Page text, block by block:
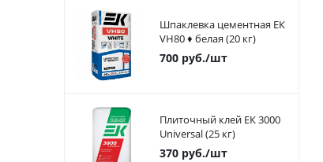
Шпаклевка цементная ЕК
VH80 ♦ белая (20 кг)
700руб./шт
Плиточный клей ЕК 3000
Universal (25 кг)
370руб./шт